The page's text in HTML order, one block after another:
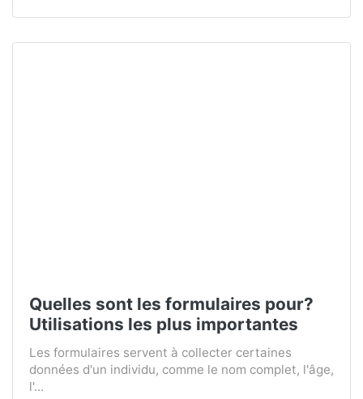
Quelles sont les formulaires pour?
Utilisations les plus importantes
Les formulaires servent à collecter certaines
données d'un individu, comme le nom complet, l'âge,
l'...